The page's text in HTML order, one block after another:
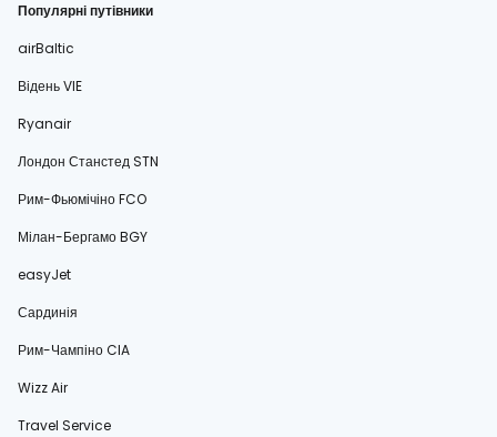
Популярні путівники
airBaltic
Відень VIE
Ryanair
Лондон Станстед STN
Рим-Фьюмічіно FCO
Мілан-Бергамо BGY
easyJet
Сардинія
Рим-Чампіно CIA
Wizz Air
Travel Service